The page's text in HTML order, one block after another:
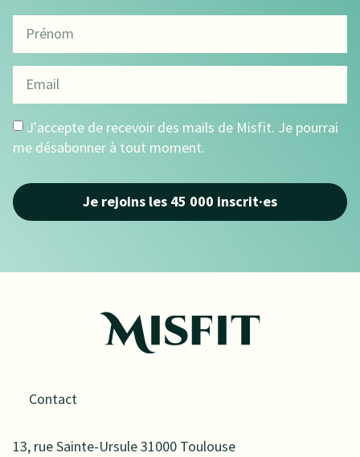
J'accepte de recevoir des mails de Misfit. Je pourrai
me désabonner à tout moment.
Je rejoins les 45 000 inscrit·es
Contact
13, rue Sainte-Ursule 31000 Toulouse